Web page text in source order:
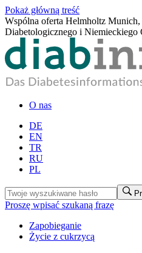
Pokaż główną treść
Wspólna oferta Helmholtz
Diabetologicznego i Niemieckiego
O nas
DE
EN
TR
RU
PL
Proszę wpisać szukaną frazę
Zapobieganie
Życie z cukrzycą